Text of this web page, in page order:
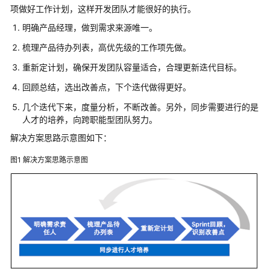
发
如
在
软
开
发
团
中
管
发
性
任
务
项做好工作计划，这样开发团队才能很好的执行。
明确产品经理，做到需求来源唯一。
梳理产品待办列表，高优先级的工作项先做。
重新定计划，确保开发团队容量适合，合理更新迭代目标。
回顾总结，选出改善点，下个迭代做得更好。
几个迭代下来，度量分析，不断改善。另外，同步需要进行的是
人才的培养，向跨职能型团队努力。
解决方案思路示意图如下：
图1 解决方案思路示意图